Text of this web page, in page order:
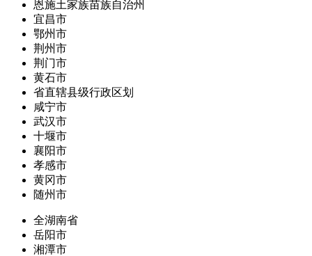
恩施土家族苗族自治州
宜昌市
鄂州市
荆州市
荆门市
黄石市
省直辖县级行政区划
咸宁市
武汉市
十堰市
襄阳市
孝感市
黄冈市
随州市
全湖南省
岳阳市
湘潭市